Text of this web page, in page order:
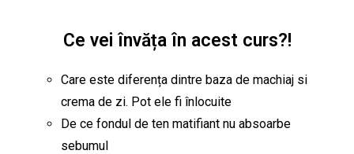
Ce vei învăța în acest curs?!
Care este diferența dintre baza de machiaj si
crema de zi. Pot ele fi înlocuite
De ce fondul de ten matifiant nu absoarbe
sebumul